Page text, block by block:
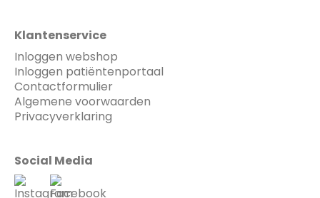
Klantenservice
Inloggen webshop
Inloggen patiëntenportaal
Contactformulier
Algemene voorwaarden
Privacyverklaring
Social Media